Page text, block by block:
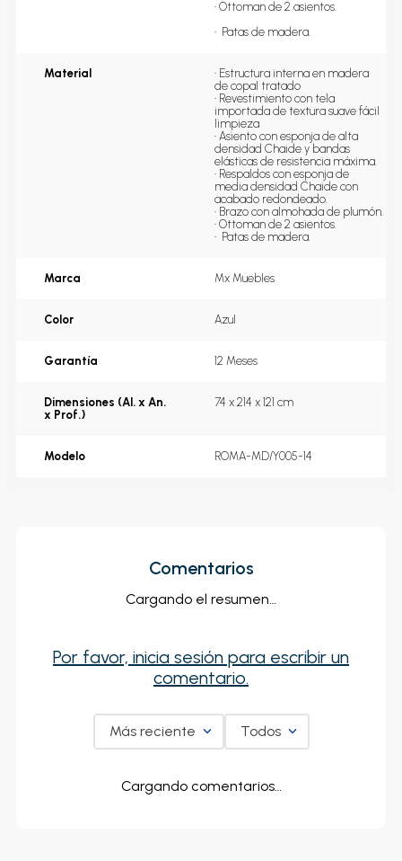
• Ottoman de 2 asientos.
•  Patas de madera.
Material
• Estructura interna en madera
de copal tratado
• Revestimiento con tela
importada de textura suave fácil
limpieza
• Asiento con esponja de alta
densidad Chaide y bandas
elásticas de resistencia máxima.
• Respaldos con esponja de
media densidad Chaide con
acabado redondeado.
• Brazo con almohada de plumón.
• Ottoman de 2 asientos.
•  Patas de madera.
Marca Mx Muebles
Color Azul
Garantía 12 Meses
Dimensiones (Al. x An.
x Prof.)
74 x 214 x 121 cm
Modelo ROMA-MD/Y005-14
Comentarios
Cargando el resumen…
Por favor, inicia sesión para escribir un
comentario.
Más reciente Todos
Cargando comentarios…